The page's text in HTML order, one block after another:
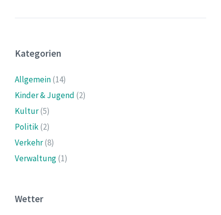
Kategorien
Allgemein(14)
Kinder & Jugend (2)
Kultur(5)
Politik(2)
Verkehr(8)
Verwaltung(1)
Wetter